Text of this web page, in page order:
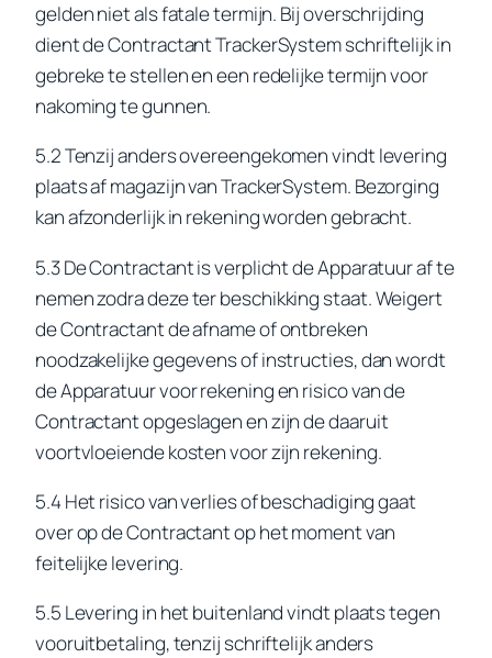
gelden niet als fatale termijn. Bij overschrijding
dient de Contractant TrackerSystem schriftelijk in
gebreke te stellen en een redelijke termijn voor
nakoming te gunnen.
5.2 Tenzij anders overeengekomen vindt levering
plaats af magazijn van TrackerSystem. Bezorging
kan afzonderlijk in rekening worden gebracht.
5.3 De Contractant is verplicht de Apparatuur af te
nemen zodra deze ter beschikking staat. Weigert
de Contractant de afname of ontbreken
noodzakelijke gegevens of instructies, dan wordt
de Apparatuur voor rekening en risico van de
Contractant opgeslagen en zijn de daaruit
voortvloeiende kosten voor zijn rekening.
5.4 Het risico van verlies of beschadiging gaat
over op de Contractant op het moment van
feitelijke levering.
5.5 Levering in het buitenland vindt plaats tegen
vooruitbetaling, tenzij schriftelijk anders